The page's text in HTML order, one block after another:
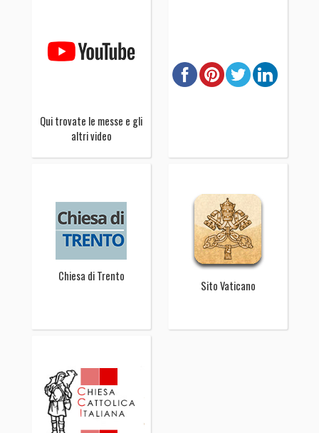
Qui trovate le messe e gli
altri video
Chiesa di Trento
Sito Vaticano